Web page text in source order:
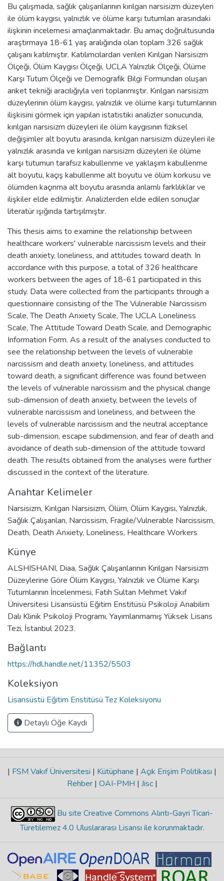
Bu çalışmada, sağlık çalışanlarının kırılgan narsisizm düzeyleri
ile ölüm kaygısı, yalnızlık ve ölüme karşı tutumları arasındaki
ilişkinin incelemesi amaçlanmaktadır. Bu amaç doğrultusunda
araştırmaya 18-61 yaş aralığında olan toplam 326 sağlık
çalışanı katılmıştır. Katılımcılardan verileri Kırılgan Narsisizm
Ölçeği, Ölüm Kaygısı Ölçeği, UCLA Yalnızlık Ölçeği, Ölüme
Karşı Tutum Ölçeği ve Demografik Bilgi Formundan oluşan
anket tekniği aracılığıyla veri toplanmıştır. Kırılgan narsisizm
düzeylerinin ölüm kaygısı, yalnızlık ve ölüme karşı tutumlarının
ilişkisini görmek için yapılan istatistiki analizler sonucunda,
kırılgan narsisizm düzeyleri ile ölüm kaygısının fiziksel
değişimler alt boyutu arasında, kırılgan narsisizm düzeyleri ile
yalnızlık arasında ve kırılgan narsisizm düzeyleri ile ölüme
karşı tutumun tarafsız kabullenme ve yaklaşım kabullenme
alt boyutu, kaçış kabullenme alt boyutu ve ölüm korkusu ve
ölümden kaçınma alt boyutu arasında anlamlı farklılıklar ve
ilişkiler elde edilmiştir. Analizlerden elde edilen sonuçlar
literatür ışığında tartışılmıştır.
This thesis aims to examine the relationship between
healthcare workers' vulnerable narcissism levels and their
death anxiety, loneliness, and attitudes toward death. In
accordance with this purpose, a total of 326 healthcare
workers between the ages of 18-61 participated in this
study. Data were collected from the participants through a
questionnaire consisting of the The Vulnerable Narcissism
Scale, The Death Anxiety Scale, The UCLA Loneliness
Scale, The Attitude Toward Death Scale, and Demographic
Information Form. As a result of the analyses conducted to
see the relationship between the levels of vulnerable
narcissism and death anxiety, loneliness, and attitudes
toward death, a significant difference was found between
the levels of vulnerable narcissism and the physical change
sub-dimension of death anxiety, between the levels of
vulnerable narcissism and loneliness, and between the
levels of vulnerable narcissism and the neutral acceptance
sub-dimension, escape subdimension, and fear of death and
avoidance of death sub-dimension of the attitude toward
death. The results obtained from the analyses were further
discussed in the context of the literature.
Anahtar Kelimeler
Narsisizm, Kırılgan Narsisizm, Ölüm, Ölüm Kaygısı, Yalnızlık,
Sağlık Çalışanları, Narcissism, Fragile/Vulnerable Narcissism,
Death, Death Anxiety, Loneliness, Healthcare Workers
Künye
ALSHISHANI, Diaa, Sağlık Çalışanlarının Kırılgan Narsisizm
Düzeylerine Göre Ölüm Kaygısı, Yalnızlık ve Ölüme Karşı
Tutumlarının İncelenmesi, Fatih Sultan Mehmet Vakıf
Üniversitesi Lisansüstü Eğitim Enstitüsü Psikoloji Anabilim
Dalı Klinik Psikoloji Programı, Yayımlanmamış Yüksek Lisans
Tezi, İstanbul 2023.
Bağlantı
https://hdl.handle.net/11352/5503
Koleksiyon
Lisansüstü Eğitim Enstitüsü Tez Koleksiyonu
Detaylı Öğe Kaydı
| FSM Vakıf Üniversitesi | Kütüphane | Açık Erişim Politikası |
Rehber | OAI-PMH | Jisc |
Bu site Creative Commons Alıntı-Gayri Ticari-
Türetilemez 4.0 Uluslararası Lisansı ile korunmaktadır.